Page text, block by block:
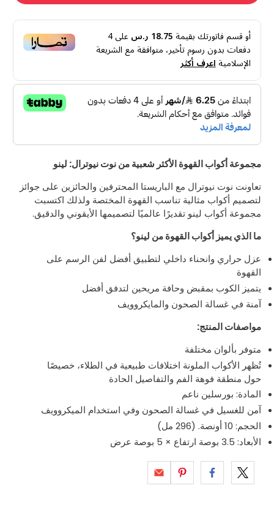
أو قسم فاتورتك بقيمة18.75 ر.س على4
دفعات بدون رسوم تأخير، متوافقة مع الشريعة
الإسلاميةاعرف أكثر
مجموعة أكواب القهوة الأكثر شعبية من نوت نيوترال: لينو
تعاونت نوت نيوترال مع الباريستا المحترفين والحائزين على جوائز
لتصميم أكواب مثالية تناسب القهوة المختصة ولذلك اكتسبت
مجموعة أكواب لينو تقديرًا عالميًا لتصميمها الأيقوني والدقيق.
ما الذي يميز أكواب القهوة من لينو؟
عزل حراري وانحناء داخلي لتطبيق أفضل لفن الرسم على
القهوة
يتميز الكوب بمقبض وحافة مريحين لتدفق أفضل
آمنة في غسالة الصحون والمايكروويف
مواصفات المنتج:
متوفر بألوان مختلفة
تُظهر الأكواب الملونة اختلافات طبيعية في الطلاء، خصيصًا
حول منطقة فوهة الفم والتفاصيل الحادة
المادة: بورسلين ناعم
آمن للغسيل في غسالة الصحون وفي استخدام الميكروويف
الحجم: 10 أونصة. (296 مل)
الأبعاد: 3.5 بوصة ارتفاع × 5 بوصة عرض